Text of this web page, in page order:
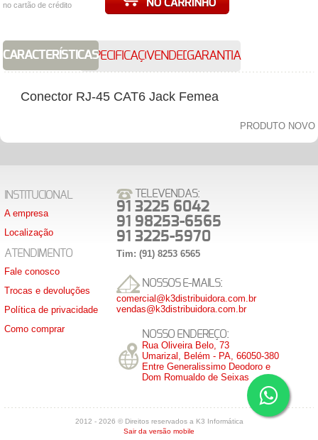
no cartão de crédito
CARACTERÍSTICASESPECIFICAÇÕESVENDEDORGARANTIA
Conector RJ-45 CAT6 Jack Femea
PRODUTO NOVO
INSTITUCIONAL
A empresa
Localização
ATENDIMENTO
Fale conosco
Trocas e devoluções
Política de privacidade
Como comprar
TELEVENDAS:
91 3225 6042
91 98253-6565
91 3225-5970
Tim: (91) 8253 6565
NOSSOS E-MAILS:
comercial@k3distribuidora.com.br
vendas@k3distribuidora.com.br
NOSSO ENDEREÇO:
Rua Oliveira Belo, 73
Umarizal, Belém - PA, 66050-380
Entre Generalissimo Deodoro e
Dom Romualdo de Seixas
2012 - 2026 © Direitos reservados a K3 Informática
Sair da versão mobile